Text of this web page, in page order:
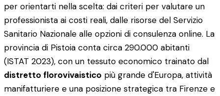
per orientarti nella scelta: dai criteri per valutare un
professionista ai costi reali, dalle risorse del Servizio
Sanitario Nazionale alle opzioni di consulenza online. La
provincia di Pistoia conta circa 290.000 abitanti
(ISTAT 2023), con un tessuto economico trainato dal
distretto florovivaistico più grande d'Europa, attività
manifatturiere e una posizione strategica tra Firenze e